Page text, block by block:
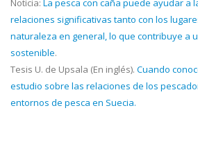
Noticia: La pesca con caña puede ayudar a
relaciones significativas tanto con los
naturaleza en general, lo que contribuye a
sostenible.
Tesis U. de Upsala (En inglés). Cuando
estudio sobre las relaciones de los
entornos de pesca en Suecia.